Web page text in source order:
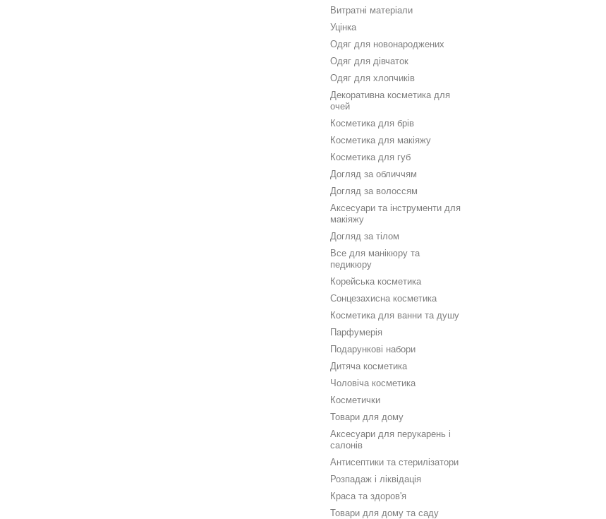
Витратні матеріали
Уцінка
Одяг для новонароджених
Одяг для дівчаток
Одяг для хлопчиків
Декоративна косметика для
очей
Косметика для брів
Косметика для макіяжу
Косметика для губ
Догляд за обличчям
Догляд за волоссям
Аксесуари та інструменти для
макіяжу
Догляд за тілом
Все для манікюру та
педикюру
Корейська косметика
Сонцезахисна косметика
Косметика для ванни та душу
Парфумерія
Подарункові набори
Дитяча косметика
Чоловіча косметика
Косметички
Товари для дому
Аксесуари для перукарень і
салонів
Антисептики та стерилізатори
Розпадаж і ліквідація
Краса та здоров'я
Товари для дому та саду